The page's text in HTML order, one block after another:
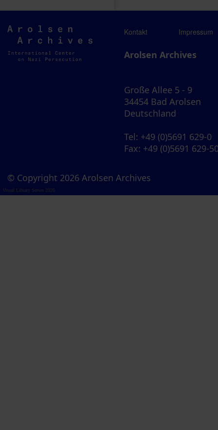
Arolsen
Archives
Kontakt Impressum
Arolsen Archives
Große Allee 5 - 9
34454 Bad Arolsen
Deutschland
Tel: +49 (0)5691 629-0
Fax: +49 (0)5691 629-
© Copyright 2026 Arolsen Archives
Visual Library Server 2026